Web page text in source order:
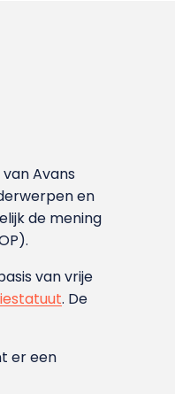
Avans
en
de mening
van vrije
. De
er een